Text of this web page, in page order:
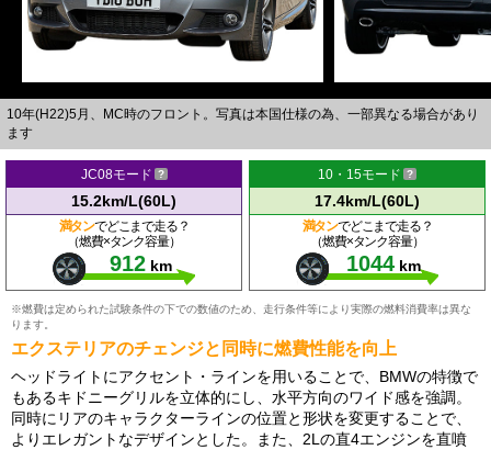
10年(H22)5月、MC時のフロント。写真は本国仕様の為、一部異なる場合があり
ます
JC08モード
15.2km/L(60L)
満タンでどこまで走る？
（燃費×タンク容量）
912 km
10・15モード
17.4km/L(60L)
満タンでどこまで走る？
（燃費×タンク容量）
1044 km
※燃費は定められた試験条件の下での数値のため、走行条件等により実際の燃料消費率は異な
ります。
エクステリアのチェンジと同時に燃費性能を向上
ヘッドライトにアクセント・ラインを用いることで、BMWの特徴で
もあるキドニーグリルを立体的にし、水平方向のワイド感を強調。
同時にリアのキャラクターラインの位置と形状を変更することで、
よりエレガントなデザインとした。また、2Lの直4エンジンを直噴